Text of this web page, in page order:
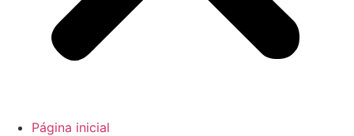
Página inicial